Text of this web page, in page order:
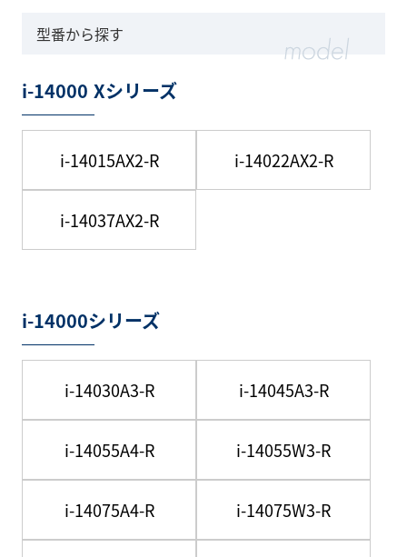
型番から探す
i-14000 Xシリーズ
i-14015AX2-R i-14022AX2-R
i-14037AX2-R
i-14000シリーズ
i-14030A3-R i-14045A3-R
i-14055A4-R i-14055W3-R
i-14075A4-R i-14075W3-R